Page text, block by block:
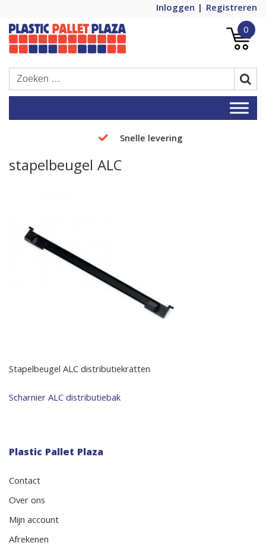
Inloggen
Registreren
Plastic Pallet Plaza
Plastic Pallets Plaza, de nummer 1 in
Europa!
0
Snelle levering
stapelbeugel ALC
Stapelbeugel ALC distributiekratten
Bericht
Scharnier ALC distributiebak
Plastic Pallet Plaza
Contact
Over ons
Mijn account
Afrekenen